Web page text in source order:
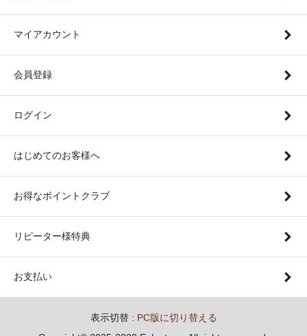
マイアカウント
会員登録
ログイン
はじめてのお客様へ
お得なポイントクラブ
リピーター様特典
お支払い
表示切替 : PC版に切り替える